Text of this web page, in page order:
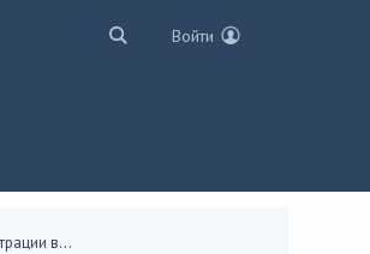
Войти
в...